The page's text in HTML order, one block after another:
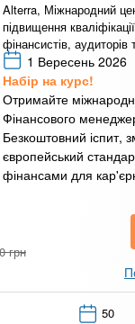
Alterra, Міжнародний
підвищення
фінансистів, аудиторів
1 Вересень 2026
Набір на курс!
Отримайте
Фінансового
Безкоштовний іспит,
європейський
фінансами для
грн
50